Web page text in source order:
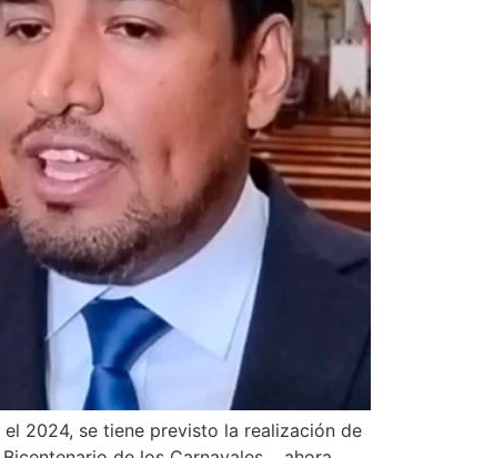
2024, se tiene previsto la realización de